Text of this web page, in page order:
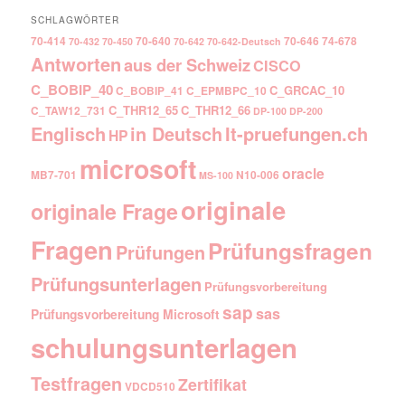
SCHLAGWÖRTER
70-414 70-432 70-450 70-640 70-642 70-642-Deutsch 70-646 74-678
Antwortenaus der SchweizCISCO
C_BOBIP_40C_BOBIP_41 C_EPMBPC_10 C_GRCAC_10
C_TAW12_731 C_THR12_65C_THR12_66 DP-100 DP-200
Englisch HPin DeutschIt-pruefungen.ch
MB7-701 microsoft MS-100 N10-006 oracle
originale Frageoriginale
Fragen Prüfungen Prüfungsfragen
Prüfungsunterlagen Prüfungsvorbereitung
Prüfungsvorbereitung Microsoft sapsas
schulungsunterlagen
Testfragen VDCD510 Zertifikat